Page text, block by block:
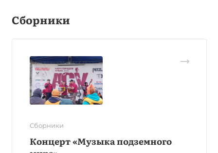
Сборники
Сборники
Концерт «Музыка подземного